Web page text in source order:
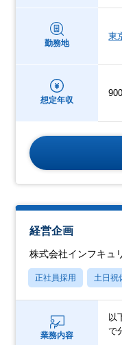
勤務地
東
想定年収
経営企画
株式会社インフキュ
正社員採用 土日祝
業務内容
以
で